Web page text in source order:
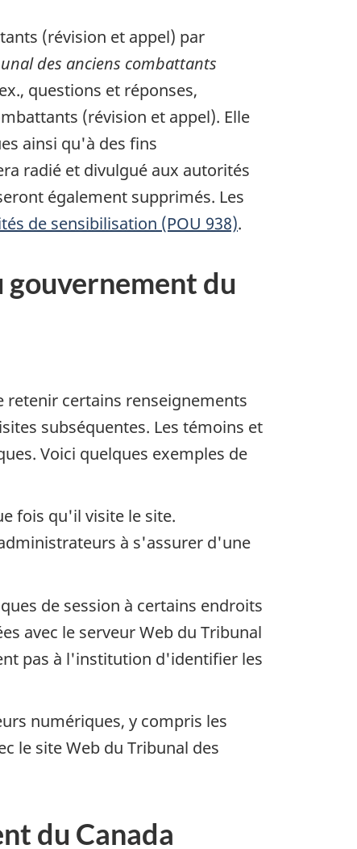
(révision et appel) par
des anciens combattants
questions et réponses,
(révision et appel). Elle
ainsi qu'à des fins
radié et divulgué aux autorités
également supprimés. Les
de sensibilisation (POU 938).
du
retenir certains renseignements
subséquentes. Les témoins et
Voici quelques exemples de
fois qu'il visite le site.
à s'assurer d'une
de session à certains endroits
avec le serveur Web du Tribunal
pas à l'institution d'identifier les
numériques, y compris les
le site Web du Tribunal des
du Canada